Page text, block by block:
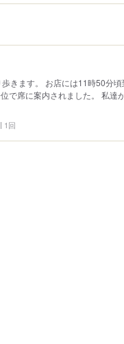
きます。 お店には11時50分
で席に案内されました。 私達
1回